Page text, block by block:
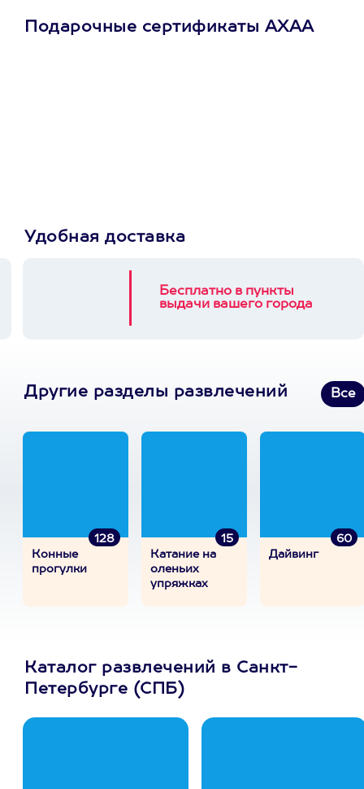
Подарочные сертификаты АХАА
Удобная доставка
Бесплатно в пункты
выдачи вашего города
Другие разделы развлечений Все
128
Конные
прогулки
15
Катание на
оленьих
упряжках
60
Дайвинг
Каталог развлечений в Санкт-
Петербурге (СПБ)